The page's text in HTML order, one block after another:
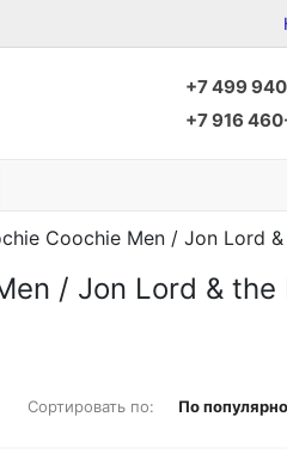
+7 499
+7 916
Coochie Men / Jon Lord
/ Jon Lord & the
Сортировать по: По